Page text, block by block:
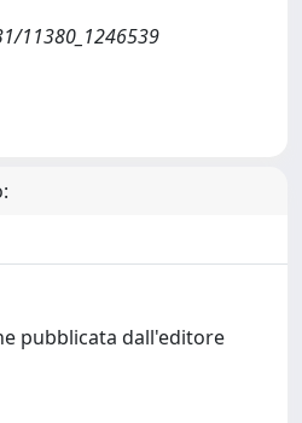
11380_1246539
pubblicata dall'editore